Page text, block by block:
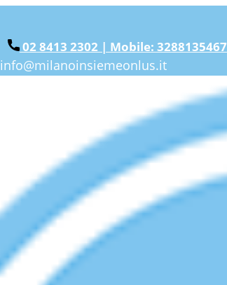
02 8413 2302 | Mobile: 3288135467
info@milanoinsiemeonlus.it